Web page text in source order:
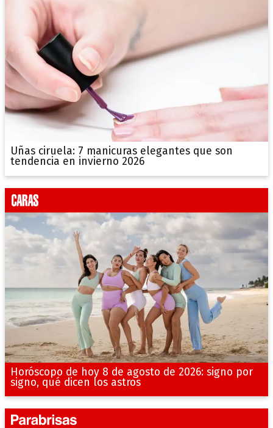
Uñas ciruela: 7 manicuras elegantes que son
tendencia en invierno 2026
Horóscopo de hoy 8 de agosto de 2026: signo por
signo, qué dicen los astros